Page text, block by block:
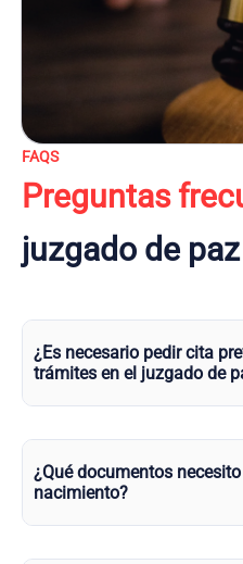
FAQS
Preguntas
juzgado de
¿Es necesario pedir cita
trámites en el juzgado de
¿Qué documentos
nacimiento?